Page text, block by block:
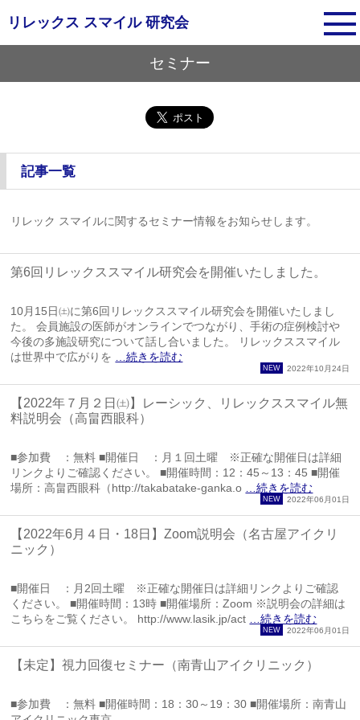
リレックス スマイル 研究会
セミナー
記事一覧
リレック スマイルに関するセミナー情報をお知らせします。
第6回リレックススマイル研究会を開催いたしました。
10月15日㈯に第6回リレックススマイル研究会を開催いたしまし
た。 会員施設の医師がオンラインでつながり、手術の症例検討や
今後の多施設研究について話し合いました。 リレックススマイル
は世界中で広がりを …続きを読む
2022年10月24日
【2022年７月２日㈯】レーシック、リレックススマイル無
料説明会（高畠西眼科）
■参加費 ：無料 ■開催日 ：月１回土曜 ※正確な開催日は詳細
リンクよりご確認ください。 ■開催時間：12：45～13：45 ■開催
場所：高畠西眼科（http://takabatake-ganka.o …続きを読む
2022年06月01日
【2022年6月４日・18日】Zoom説明会（名古屋アイクリ
ニック）
■開催日 ：月2回土曜 ※正確な開催日は詳細リンクよりご確認
ください。 ■開催時間：13時 ■開催場所：Zoom ※説明会の詳細は
こちらをご覧ください。 http://www.lasik.jp/act
…続きを読む
2022年06月01日
【未定】視力回復セミナー（南青山アイクリニック）
■参加費 ：無料 ■開催時間：18：30～19：30 ■開催場所：南青山